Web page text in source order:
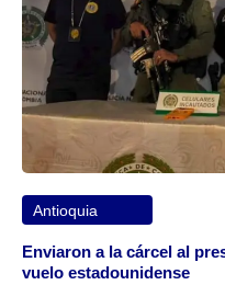
Antioquia
Enviaron a la cárcel al
vuelo estadounidense